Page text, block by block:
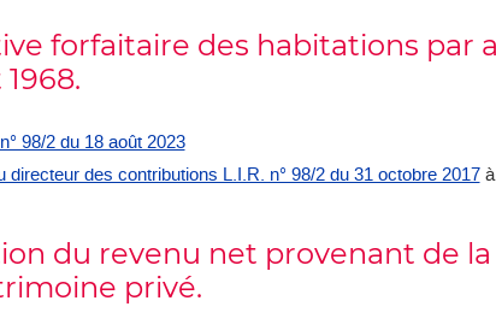
forfaitaire des habitations
98/2 du 18 août 2023
directeur des contributions L.I.R. n° 98/2 du 31 octobre 2017à
du revenu net provenant de
privé.